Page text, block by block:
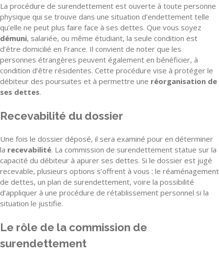
La procédure de surendettement est ouverte à toute personne
physique qui se trouve dans une situation d’endettement telle
qu’elle ne peut plus faire face à ses dettes. Que vous soyez
démuni, salariée, ou même étudiant, la seule condition est
d’être domicilié en France. Il convient de noter que les
personnes étrangères peuvent également en bénéficier, à
condition d’être résidentes. Cette procédure vise à protéger le
débiteur des poursuites et à permettre une réorganisation de
ses dettes.
Recevabilité du dossier
Une fois le dossier déposé, il sera examiné pour en déterminer
la recevabilité. La commission de surendettement statue sur la
capacité du débiteur à apurer ses dettes. Si le dossier est jugé
recevable, plusieurs options s’offrent à vous : le réaménagement
de dettes, un plan de surendettement, voire la possibilité
d’appliquer à une procédure de rétablissement personnel si la
situation le justifie.
Le rôle de la commission de
surendettement